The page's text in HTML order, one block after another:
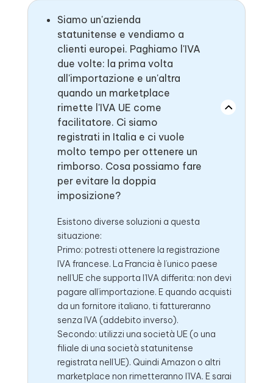
Siamo un'azienda
statunitense e vendiamo a
clienti europei. Paghiamo l'IVA
due volte: la prima volta
all'importazione e un'altra
quando un marketplace
rimette l'IVA UE come
facilitatore. Ci siamo
registrati in Italia e ci vuole
molto tempo per ottenere un
rimborso. Cosa possiamo fare
per evitare la doppia
imposizione?
Esistono diverse soluzioni a questa
situazione:
Primo: potresti ottenere la registrazione
IVA francese. La Francia è l’unico paese
nell’UE che supporta l’IVA differita: non devi
pagare all’importazione. E quando acquisti
da un fornitore italiano, ti fattureranno
senza IVA (addebito inverso).
Secondo: utilizzi una società UE (o una
filiale di una società statunitense
registrata nell’UE). Quindi Amazon o altri
marketplace non rimetteranno l’IVA. E sarai